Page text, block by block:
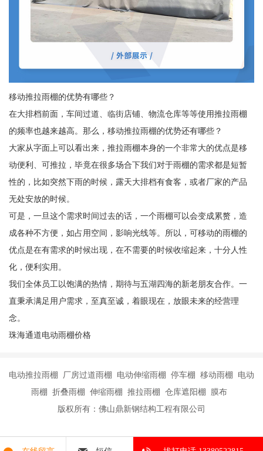
移动推拉雨棚的优势有哪些？
在大排档前面，车间过道、临街店铺、物流仓库等等使用推拉雨棚
的频率也越来越高。那么，移动推拉雨棚的优势还有哪些？
大家从字面上可以看出来，推拉雨棚本身的一个非常大的优点是移
动便利、可推拉，毕竟在很多场合下我们对于雨棚的需求都是短暂
性的，比如突然下雨的时候，露天大排档有食客，或者厂家的产品
无处安放的时候。
可是，一旦这个需求时间过去的话，一个雨棚可以会变成累赘，造
成各种不方便，如占用空间，影响光线等。所以，可移动的雨棚的
优点是在有需求的时候出现，在不需要的时候收缩起来，十分人性
化，便利实用。
我们全体员工以饱满的热情，期待与五湖四海的新老朋友合作。一
直秉承满足用户需求，至真至诚，着眼现在，放眼未来的经营理
念。
珠海通道电动雨棚价格
电动推拉雨棚 厂房过道雨棚 电动伸缩雨棚 停车棚 移动雨棚 电动
雨棚 折叠雨棚 伸缩雨棚 推拉雨棚 仓库遮阳棚 膜布
版权所有：佛山鼎新钢结构工程有限公司